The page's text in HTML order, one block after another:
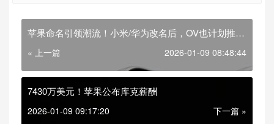
苹果命名引领潮流！小米/华为改名后，OV也计划推出
« 上一篇 2026-01-09 08:48:44
7430万美元！苹果公布库克薪酬
2026-01-09 09:17:20 下一篇 »